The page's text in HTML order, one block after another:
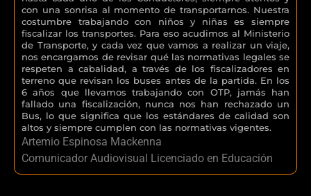
con una sonrisa al momento de transportarnos. Nuestra
costumbre trabajando con niños y niñas es siempre
fiscalizar los transportes. Para eso acudimos al Ministerio
de Transporte, y cada vez que vamos a realizar un viaje,
nos encargamos de revisar qué las normativas legales se
respeten a cabalidad, a través de los fiscalizadores en
terreno que revisan los buses antes de la partida. En los
6 años que llevamos trabajando con OTP, jamás han
fallado una fiscalización, nunca nos han rechazado un
Bus, lo que significa que los estándares de calidad son
altos y siempre cumplen con las normativas vigentes.
Artemio Espinosa Mackenna
Comunicador Audiovisual Licenciado en Educación